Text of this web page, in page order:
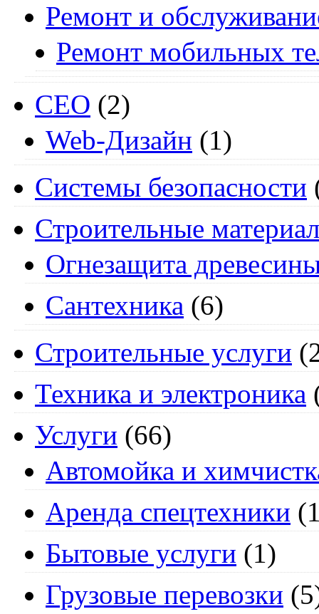
Ремонт и
Ремонт мобильных
СЕО (2)
Web-Дизайн (1)
Системы безопасности
Строительные
Огнезащита
Сантехника (6)
Строительные услуги
Техника и электроника
Услуги (66)
Автомойка и
Аренда спецтехники
Бытовые услуги (1)
Грузовые перевозки